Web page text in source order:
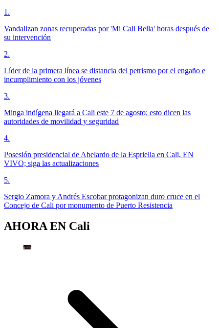
1 .
Vandalizan zonas recuperadas por 'Mi Cali Bella' horas después de
su intervención
2.
Líder de la primera línea se distancia del petrismo por el engaño e
incumplimiento con los jóvenes
3.
Minga indígena llegará a Cali este 7 de agosto; esto dicen las
autoridades de movilidad y seguridad
4.
Posesión presidencial de Abelardo de la Espriella en Cali, EN
VIVO; siga las actualizaciones
5.
Sergio Zamora y Andrés Escobar protagonizan duro cruce en el
Concejo de Cali por monumento de Puerto Resistencia
AHORA EN Cali